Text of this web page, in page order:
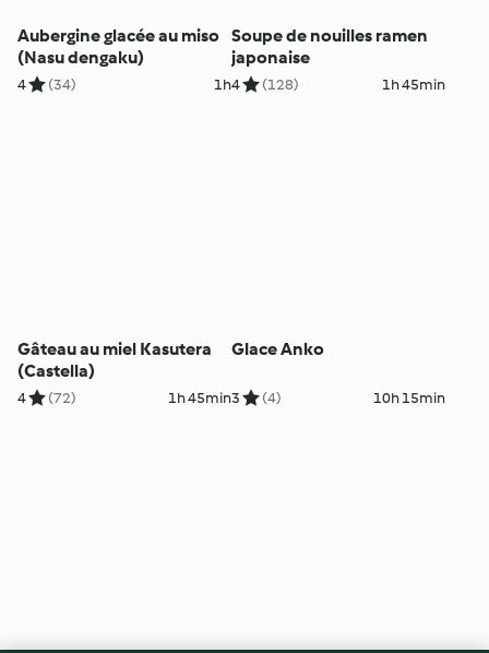
Aubergine glacée au miso
(Nasu dengaku)
4 (34) 1h
Soupe de nouilles ramen
japonaise
4 (128) 1h 45min
Gâteau au miel Kasutera
(Castella)
4 (72) 1h 45min
Glace Anko
3 (4) 10h 15min